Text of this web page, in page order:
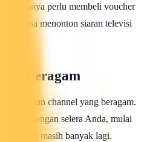
hanya perlu membeli voucher
dan bisa menonton siaran televisi
Beragam
pilihan channel yang beragam.
dengan selera Anda, mulai
dan masih banyak lagi.